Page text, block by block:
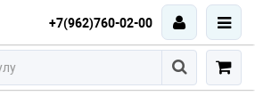
+7(962)760-02-00